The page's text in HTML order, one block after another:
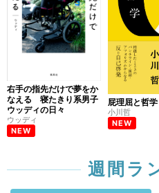
右手の指先だけで夢をか
なえる 寝たきり系男子
ウッディの日々
ウッディ
NEW
屁理屈と哲学
小川哲
NEW
週間ラ